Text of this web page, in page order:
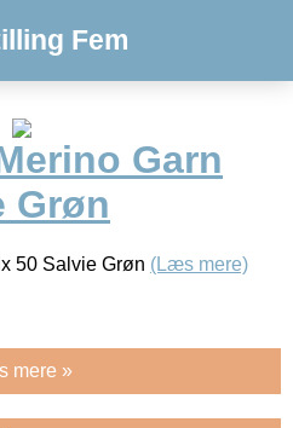
Fem
Garn
Grøn
50 Salvie Grøn (Læs mere)
mere »